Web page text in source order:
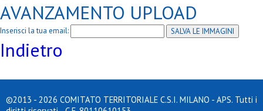
AVANZAMENTO UPLOAD
Inserisci la tua email:
Indietro
©2013 - 2026 COMITATO TERRITORIALE C.S.I. MILANO - APS. Tutti i